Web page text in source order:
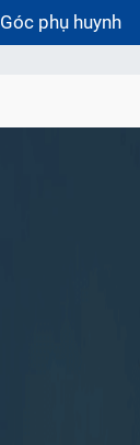
Góc phụ huynh